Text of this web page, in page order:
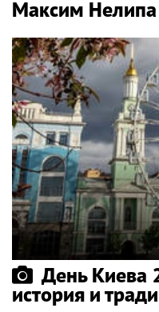
Максим
День Киева
история и